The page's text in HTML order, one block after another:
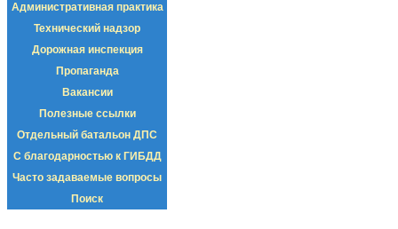
Административная практика
Технический надзор
Дорожная инспекция
Пропаганда
Вакансии
Полезные ссылки
Отдельный батальон ДПС
С благодарностью к ГИБДД
Часто задаваемые вопросы
Поиск